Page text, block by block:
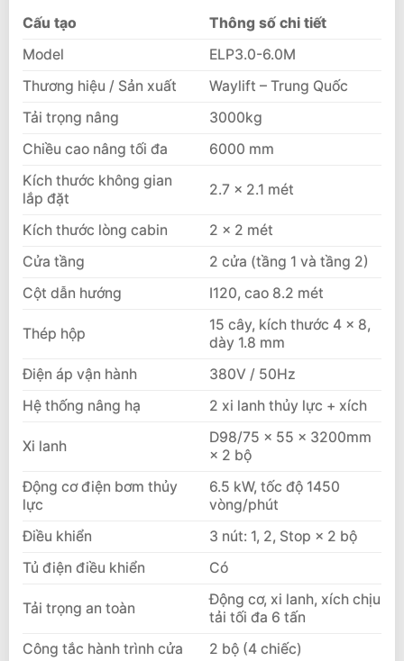
Cấu tạo
Thông số chi tiết
Model
ELP3.0-6.0M
Thương hiệu / Sản xuất
Waylift – Trung Quốc
Tải trọng nâng
3000kg
Chiều cao nâng tối đa
6000 mm
Kích thước không gian
lắp đặt
2.7 × 2.1 mét
Kích thước lòng cabin
2 × 2 mét
Cửa tầng
2 cửa (tầng 1 và tầng 2)
Cột dẫn hướng
I120, cao 8.2 mét
Thép hộp
15 cây, kích thước 4 × 8,
dày 1.8 mm
Điện áp vận hành
380V / 50Hz
Hệ thống nâng hạ
2 xi lanh thủy lực + xích
Xi lanh
D98/75 × 55 × 3200mm
× 2 bộ
Động cơ điện bơm thủy
lực
6.5 kW, tốc độ 1450
vòng/phút
Điều khiển
3 nút: 1, 2, Stop × 2 bộ
Tủ điện điều khiển
Có
Tải trọng an toàn
Động cơ, xi lanh, xích chịu
tải tối đa 6 tấn
Công tắc hành trình cửa
2 bộ (4 chiếc)